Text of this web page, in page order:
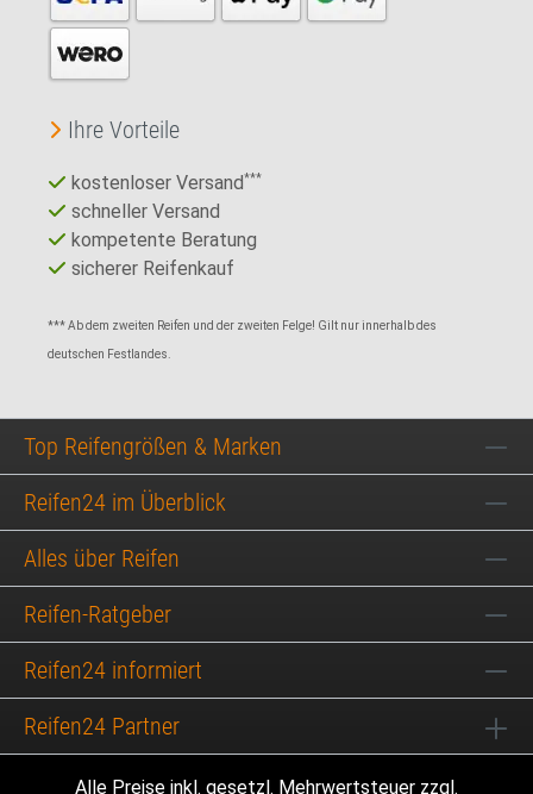
Ihre Vorteile
kostenloser Versand***
schneller Versand
kompetente Beratung
sicherer Reifenkauf
*** Ab dem zweiten Reifen und der zweiten Felge! Gilt nur innerhalb des
deutschen Festlandes.
Top Reifengrößen & Marken
Reifen24 im Überblick
Alles über Reifen
Reifen-Ratgeber
Reifen24 informiert
Reifen24 Partner
Alle Preise inkl. gesetzl. Mehrwertsteuer zzgl.